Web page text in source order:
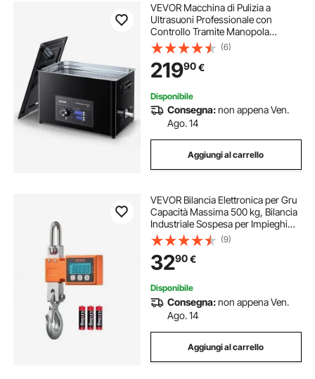
VEVOR Macchina di Pulizia a
Ultrasuoni Professionale con
Controllo Tramite Manopola
Rotante, Capacita di 30 L con
Cestello e Sfera di Pulizia, Pulitore a
Ultrasuoni per Orologi, Rasoi,
Gioielli
(6)
21990€
Disponibile
Consegna:non appena Ven.
Ago. 14
Aggiungi al carrello
VEVOR Bilancia Elettronica per Gru
Capacità Massima 500 kg, Bilancia
Industriale Sospesa per Impieghi
Gravosi con Cassa in Alluminio
Pressofuso e Display LCD, Divisione
100 g e Interruttore a 3 Unità
(9)
3290€
Disponibile
Consegna:non appena Ven.
Ago. 14
Aggiungi al carrello